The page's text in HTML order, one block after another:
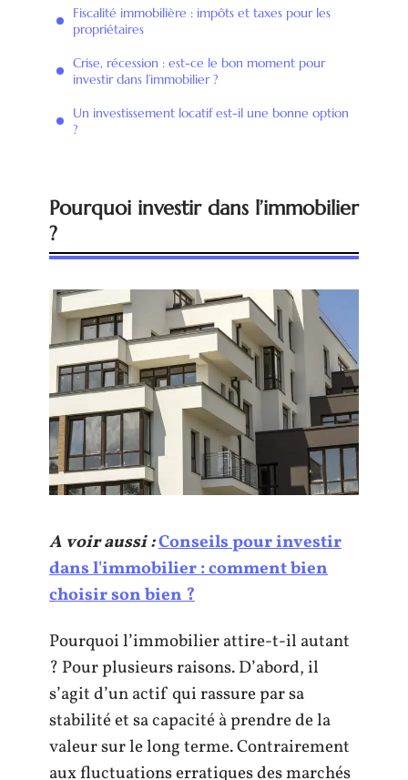
Fiscalité immobilière : impôts et taxes pour les
propriétaires
Crise, récession : est-ce le bon moment pour
investir dans l’immobilier ?
Un investissement locatif est-il une bonne option
?
Pourquoi investir dans l’immobilier
?
A voir aussi :Conseils pour investir
dans l'immobilier : comment bien
choisir son bien ?
Pourquoi l’immobilier attire-t-il autant
? Pour plusieurs raisons. D’abord, il
s’agit d’un actif qui rassure par sa
stabilité et sa capacité à prendre de la
valeur sur le long terme. Contrairement
aux fluctuations erratiques des marchés